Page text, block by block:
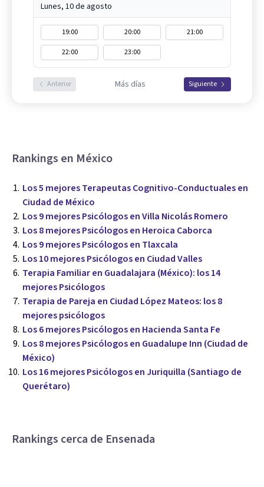
Lunes, 10 de agosto
19:00 20:00
21:00
22:00
23:00
Anterior Más días Siguiente
Rankings en México
Los 5 mejores Terapeutas Cognitivo-Conductuales en
Ciudad de México
Los 9 mejores Psicólogos en Villa Nicolás Romero
Los 8 mejores Psicólogos en Heroica Caborca
Los 9 mejores Psicólogos en Tlaxcala
Los 10 mejores Psicólogos en Ciudad Valles
Terapia Familiar en Guadalajara (México): los 14
mejores Psicólogos
Terapia de Pareja en Ciudad López Mateos: los 8
mejores psicólogos
Los 6 mejores Psicólogos en Hacienda Santa Fe
Los 8 mejores Psicólogos en Guadalupe Inn (Ciudad de
México)
Los 16 mejores Psicólogos en Juriquilla (Santiago de
Querétaro)
Rankings cerca de Ensenada